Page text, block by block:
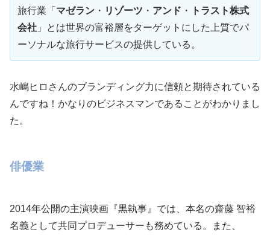
旅行業「 マゼラン ・ リゾーツ ・ アンド ・
トラスト株式
会社 」とは世界の富裕層をターゲットにした上質でパ
ーソナルな旅行サービスの提供している。
水嶋ヒロさんのブランディング力に信頼と期待されている
んですね！かなりのビジネスマンであることがわかりまし
た。
俳優業
2014年公開の主演映画『黒執事』では、本名の齋藤 智裕
名義として共同プロデューサーも務めている。また、